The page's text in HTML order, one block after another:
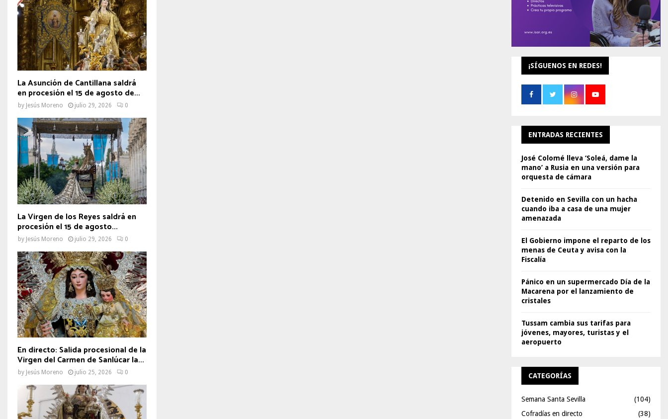
La Asunción de Cantillana saldrá
en procesión el 15 de agosto de...
by Jesús Moreno julio 29, 2026 0
La Virgen de los Reyes saldrá en
procesión el 15 de agosto...
by Jesús Moreno julio 29, 2026 0
En directo: Salida procesional de la
Virgen del Carmen de Sanlúcar la...
by Jesús Moreno julio 25, 2026 0
H
¡SÍGUENOS EN REDES!
ENTRADAS RECIENTES
José Colomé lleva ‘Soleá, dame la
mano’ a Rusia en una versión para
orquesta de cámara
Detenido en Sevilla con un hacha
cuando iba a casa de una mujer
amenazada
El Gobierno impone el reparto de los
menas de Ceuta y avisa con la
Fiscalía
Pánico en un supermercado Día de la
Macarena por el lanzamiento de
cristales
Tussam cambia sus tarifas para
jóvenes, mayores, turistas y el
aeropuerto
CATEGORÍAS
Semana Santa Sevilla
(104)
Cofradías en directo
(38)